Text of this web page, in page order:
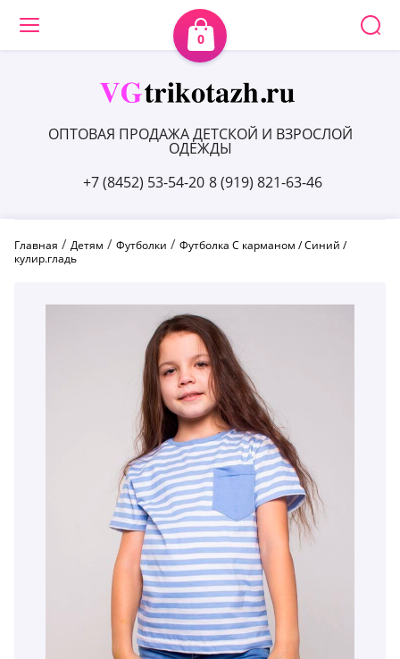
0
+7 (8452) 53-54-20 8 (919) 821-63-46
ОПТОВАЯ ПРОДАЖА ДЕТСКОЙ И ВЗРОСЛОЙ
ОДЕЖДЫ
Главная / Детям / Футболки / Футболка С карманом / Синий /
кулир.гладь